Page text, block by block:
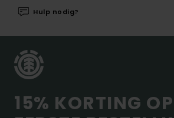
Hulp nodig?
15% KORTING